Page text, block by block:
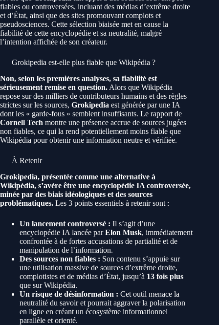
fiables ou controversées, incluant des médias d’extrême droite
et d’État, ainsi que des sites promouvant complots et
pseudosciences. Cette sélection biaisée met en cause la
fiabilité de cette encyclopédie et sa neutralité, malgré
l’intention affichée de son créateur.
Grokipedia est-elle plus fiable que Wikipédia ?
Non, selon les premières analyses, sa fiabilité est
sérieusement remise en question. Alors que Wikipédia
repose sur des milliers de contributeurs humains et des règles
strictes sur les sources, Grokipedia est générée par une IA
dont les « garde-fous » semblent insuffisants. Le rapport de
Cornell Tech montre une présence accrue de sources jugées
non fiables, ce qui la rend potentiellement moins fiable que
Wikipédia pour obtenir une information neutre et vérifiée.
À Retenir
Grokipedia, présentée comme une alternative à
Wikipédia, s’avère être une encyclopédie IA controversée,
minée par des biais idéologiques et des sources
problématiques. Les 3 points essentiels à retenir sont :
Un lancement controversé : Il s’agit d’une
encyclopédie IA lancée parElon Musk, immédiatement
confrontée à de fortes accusations de partialité et de
manipulation de l’information.
Des sources non fiables : Son contenu s’appuie sur
une utilisation massive de sources d’extrême droite,
complotistes et de médias d’État, jusqu’à 13 fois plus
que sur Wikipédia.
Un risque de désinformation : Cet outil menace la
neutralité du savoir et pourrait aggraver la polarisation
en ligne en créant un écosystème informationnel
parallèle et orienté.